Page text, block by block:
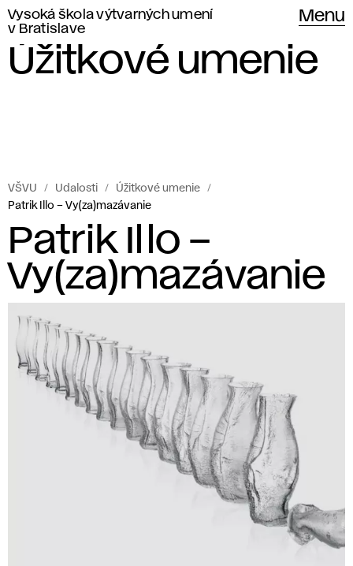
Vysoká škola výtvarných umení
v Bratislave
Menu
Úžitkové umenie
VŠVU Udalosti
Úžitkové umenie
Patrik Illo – Vy(za)mazávanie
Patrik Illo –
Vy(za)mazávanie